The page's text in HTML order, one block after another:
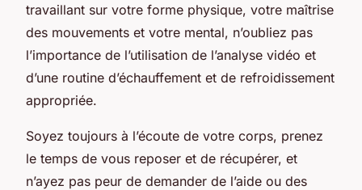
travaillant sur votre forme physique, votre maîtrise
des mouvements et votre mental, n’oubliez pas
l’importance de l’utilisation de l’analyse vidéo et
d’une routine d’échauffement et de refroidissement
appropriée.
Soyez toujours à l’écoute de votre corps, prenez
le temps de vous reposer et de récupérer, et
n’ayez pas peur de demander de l’aide ou des